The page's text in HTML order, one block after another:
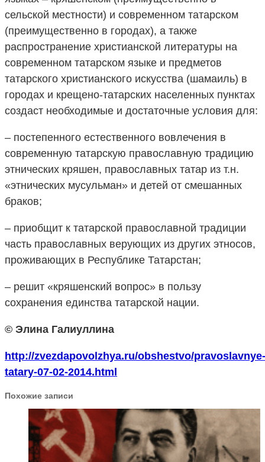
сельской местности) и современном татарском
(преимущественно в городах), а также
распространение христианской литературы на
современном татарском языке и предметов
татарского христианского искусства (шамаиль) в
городах и крещено-татарских населенных пунктах
создаст необходимые и достаточные условия для:
– постепенного естественного вовлечения в
современную татарскую православную традицию
этнических кряшен, православных татар из т.н.
«этнических мусульман» и детей от смешанных
браков;
– приобщит к татарской православной традиции
часть православных верующих из других этносов,
проживающих в Республике Татарстан;
– решит «кряшенский вопрос» в пользу
сохранения единства татарской нации.
© Элина Галиуллина
http://zvezdapovolzhya.ru/obshestvo/pravoslavnye-
tatary-07-02-2014.html
Похожие записи